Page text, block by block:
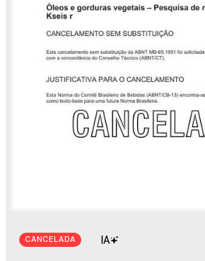
CANCELADA